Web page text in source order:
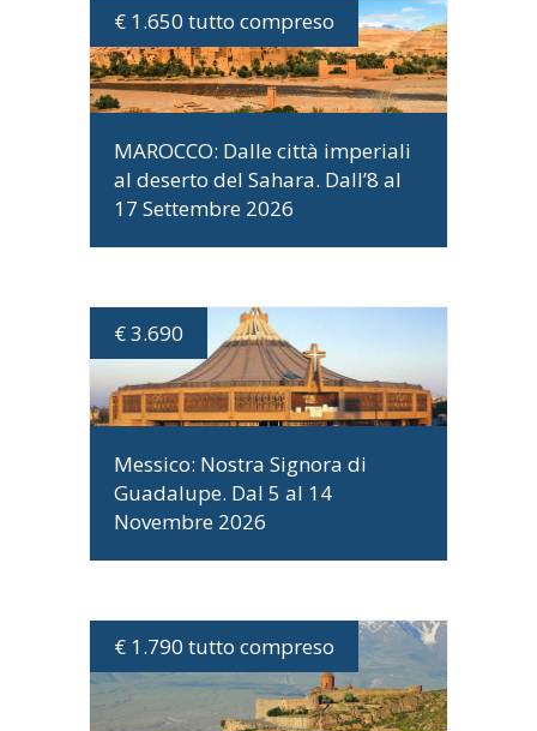
€ 1.650 tutto compreso
DATE E PROGRAMMA
MAROCCO: DaIle città imperiali
al deserto del Sahara. Dall’8 al
17 Settembre 2026
€ 3.690
DATE E PROGRAMMA
Messico: Nostra Signora di
Guadalupe. Dal 5 al 14
Novembre 2026
€ 1.790 tutto compreso
DATE E PROGRAMMA